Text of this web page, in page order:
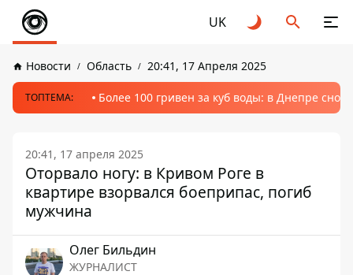
UK
Новости Область 20:41, 17 Апреля 2025
ТОПТЕМА: Более 100 гривен за куб воды: в Днепре
20:41, 17 апреля 2025
Оторвало ногу: в Кривом Роге в
квартире взорвался боеприпас, погиб
мужчина
Олег Бильдин
ЖУРНАЛИСТ